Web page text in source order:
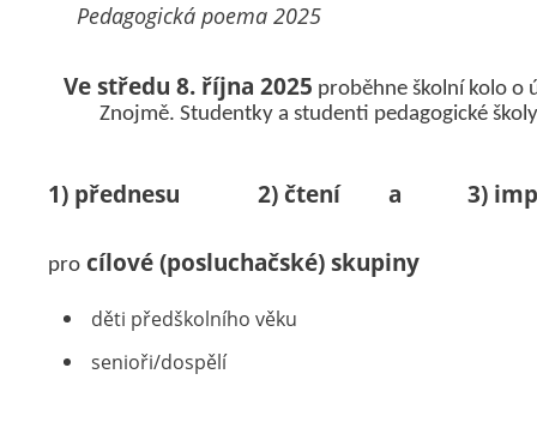
Pedagogická poema 2025
Ve středu 8. října 2025 proběhne školní kolo o
Znojmě. Studentky a studenti pedagogické
1) přednesu 2) čtení a 3)
pro cílové (posluchačské) skupiny
děti předškolního věku
senioři/dospělí